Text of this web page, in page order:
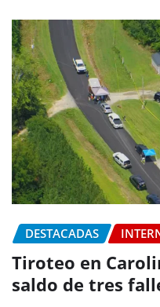
DESTACADAS
Tiroteo en
saldo de tres